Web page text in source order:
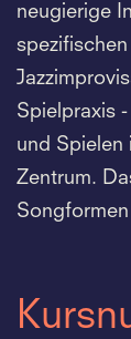
neugierige
Spielpraxis
und Spielen
Zentrum.